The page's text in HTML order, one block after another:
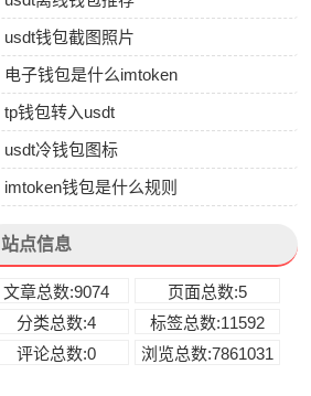
usdt钱包截图照片
电子钱包是什么imtoken
tp钱包转入usdt
usdt冷钱包图标
imtoken钱包是什么规则
站点信息
文章总数:9074
页面总数:5
分类总数:4
标签总数:11592
评论总数:0
浏览总数:7861031